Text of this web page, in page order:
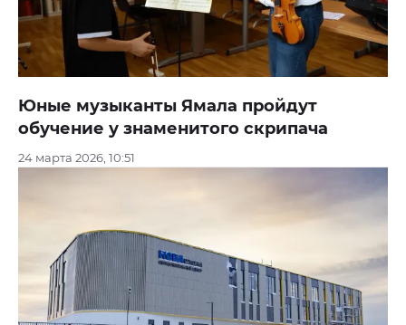
Юные музыканты Ямала пройдут
обучение у знаменитого скрипача
24 марта 2026, 10:51